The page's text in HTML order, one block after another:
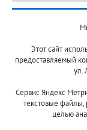
©
Этот сайт
предоставляемый
ул.
Сервис Яндекс
текстовые
целью